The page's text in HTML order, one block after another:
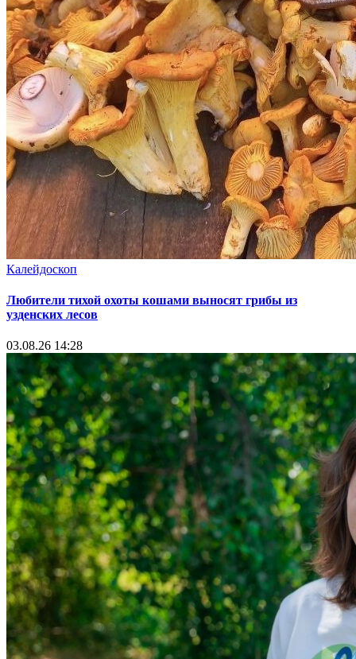
Калейдоскоп
Любители тихой охоты кошами выносят грибы из
узденских лесов
03.08.26 14:28